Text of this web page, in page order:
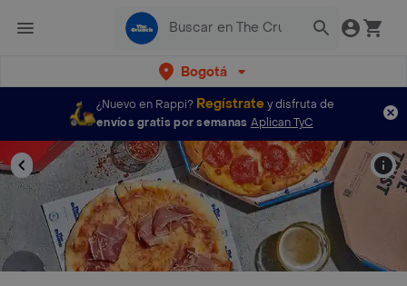
Bogotá
¿Nuevo en Rappi? Regístratey disfruta de
envíos gratis por semanas Aplican TyC